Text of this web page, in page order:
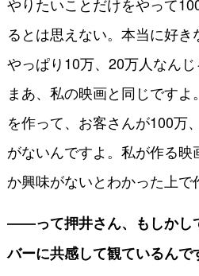
るとは思えない。本当に好き
やっぱり10万、20万人なんじ
まあ、私の映画と同じです
を作って、お客さんが100万
がないんですよ。私が作る映
か興味がないとわかった上で
――って押井さん、もしかし
バーに共感して観ているんで